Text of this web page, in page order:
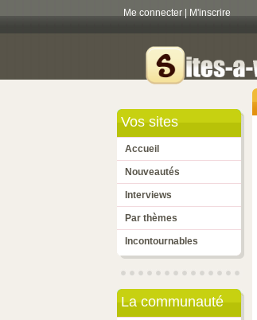
Me connecter M'inscrire
Vos sites
Accueil
Nouveautés
Interviews
Par thèmes
Incontournables
La communauté